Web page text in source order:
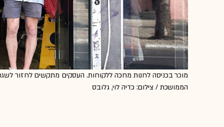
מוכר בכניסה לחנות מחכה ללקוחות. העסקים מתקשים לחזור
הממושכת / צילום: כדיה לוי, גלובס